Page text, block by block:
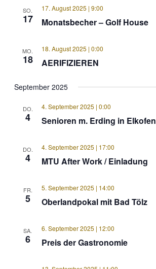
SO.
17 Monatsbecher – Golf House
17. August 2025 | 9:00
MO.
18 AERIFIZIEREN
18. August 2025 | 0:00
September 2025
DO.
4 Senioren m. Erding in Elkofen
4. September 2025 | 0:00
DO.
4 MTU After Work / Einladung
4. September 2025 | 17:00
FR.
5 Oberlandpokal mit Bad Tölz
5. September 2025 | 14:00
SA.
6 Preis der Gastronomie
6. September 2025 | 12:00